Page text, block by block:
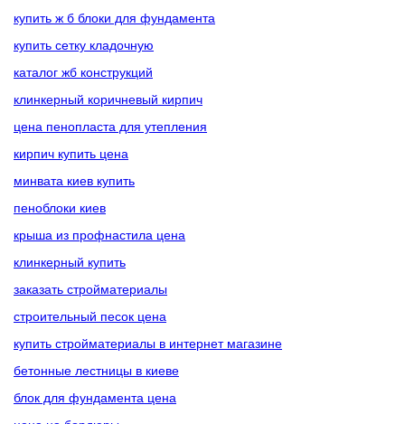
купить ж б блоки для фундамента
купить сетку кладочную
каталог жб конструкций
клинкерный коричневый кирпич
цена пенопласта для утепления
кирпич купить цена
минвата киев купить
пеноблоки киев
крыша из профнастила цена
клинкерный купить
заказать стройматериалы
строительный песок цена
купить стройматериалы в интернет магазине
бетонные лестницы в киеве
блок для фундамента цена